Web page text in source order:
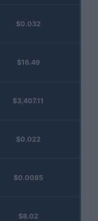
$0.032
$16.49
$3,407.11
$0.022
$0.0085
$8.02